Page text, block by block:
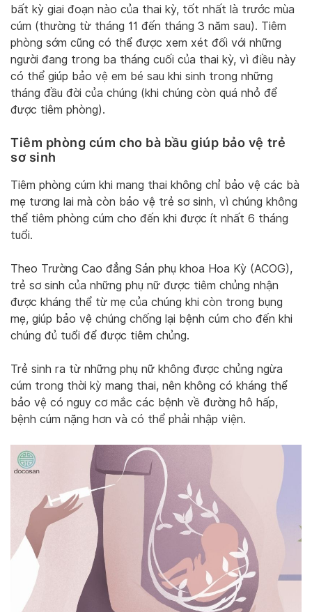
bất kỳ giai đoạn nào của thai kỳ, tốt nhất là trước mùa
cúm (thường từ tháng 11 đến tháng 3 năm sau). Tiêm
phòng sớm cũng có thể được xem xét đối với những
người đang trong ba tháng cuối của thai kỳ, vì điều này
có thể giúp bảo vệ em bé sau khi sinh trong những
tháng đầu đời của chúng (khi chúng còn quá nhỏ để
được tiêm phòng).
Tiêm phòng cúm cho bà bầu giúp bảo vệ trẻ
sơ sinh
Tiêm phòng cúm khi mang thai không chỉ bảo vệ các bà
mẹ tương lai mà còn bảo vệ trẻ sơ sinh, vì chúng không
thể tiêm phòng cúm cho đến khi được ít nhất 6 tháng
tuổi.
Theo Trường Cao đẳng Sản phụ khoa Hoa Kỳ (ACOG),
trẻ sơ sinh của những phụ nữ được tiêm chủng nhận
được kháng thể từ mẹ của chúng khi còn trong bụng
mẹ, giúp bảo vệ chúng chống lại bệnh cúm cho đến khi
chúng đủ tuổi để được tiêm chủng.
Trẻ sinh ra từ những phụ nữ không được chủng ngừa
cúm trong thời kỳ mang thai, nên không có kháng thể
bảo vệ có nguy cơ mắc các bệnh về đường hô hấp,
bệnh cúm nặng hơn và có thể phải nhập viện.